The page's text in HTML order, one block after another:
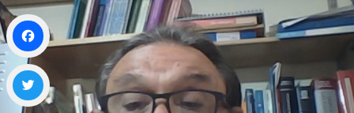
Facebook